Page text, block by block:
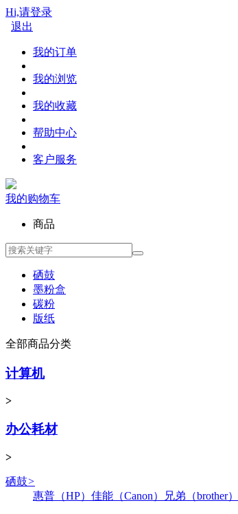
Hi,请登录
退出
我的订单
我的浏览
我的收藏
帮助中心
客户服务
我的购物车
商品
硒鼓
墨粉盒
碳粉
版纸
全部商品分类
计算机
>
办公耗材
>
硒鼓>
惠普（HP） 佳能（Canon） 兄弟（brother）